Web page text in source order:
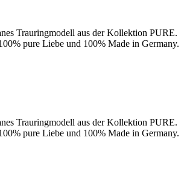
Trauringmodell aus der Kollektion PURE.
pure Liebe und 100% Made in Germany.
Trauringmodell aus der Kollektion PURE.
pure Liebe und 100% Made in Germany.